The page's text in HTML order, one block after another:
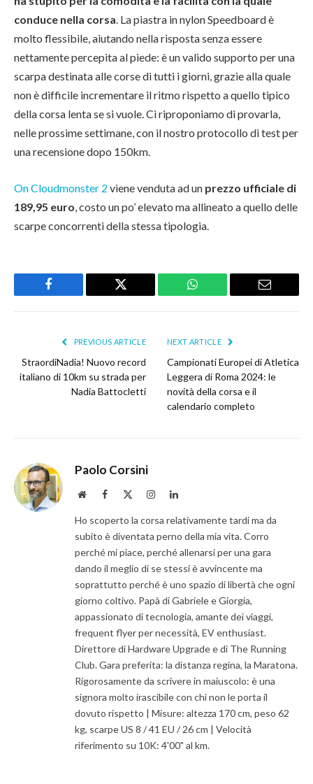
conduce nella corsa. La piastra in nylon Speedboard è
molto flessibile, aiutando nella risposta senza essere
nettamente percepita al piede: è un valido supporto per una
scarpa destinata alle corse di tutti i giorni, grazie alla quale
non è difficile incrementare il ritmo rispetto a quello tipico
della corsa lenta se si vuole. Ci riproponiamo di provarla,
nelle prossime settimane, con il nostro protocollo di test per
una recensione dopo 150km.
On Cloudmonster 2 viene venduta ad un prezzo ufficiale di
189,95 euro, costo un po’ elevato ma allineato a quello delle
scarpe concorrenti della stessa tipologia.
Facebook Twitter WhatsApp Email
PREVIOUS ARTICLE
StraordiNadia! Nuovo record
italiano di 10km su strada per
Nadia Battocletti
NEXT ARTICLE
Campionati Europei di Atletica
Leggera di Roma 2024: le
novità della corsa e il
calendario completo
Paolo Corsini
WebsiteFacebook InstagramLinkedIn
Ho scoperto la corsa relativamente tardi ma da
subito è diventata perno della mia vita. Corro
perché mi piace, perché allenarsi per una gara
dando il meglio di se stessi è avvincente ma
soprattutto perché è uno spazio di libertà che ogni
giorno coltivo. Papà di Gabriele e Giorgia,
appassionato di tecnologia, amante dei viaggi,
frequent flyer per necessità, EV enthusiast.
Direttore di Hardware Upgrade e di The Running
Club. Gara preferita: la distanza regina, la Maratona.
Rigorosamente da scrivere in maiuscolo: è una
signora molto irascibile con chi non le porta il
dovuto rispetto | Misure: altezza 170 cm, peso 62
kg, scarpe US 8 / 41 EU / 26 cm | Velocità
riferimento su 10K: 4'00" al km.